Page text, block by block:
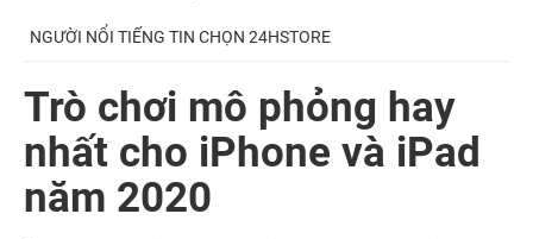
NGƯỜI NỔI TIẾNG TIN CHỌN 24HSTORE
Trò chơi mô phỏng hay
nhất cho iPhone và iPad
năm 2020